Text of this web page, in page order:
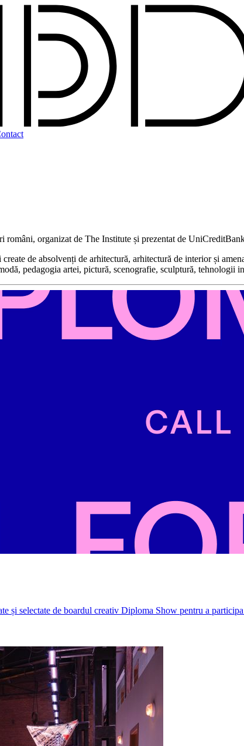
organizat de The Institute și prezentat de
de absolvenți de arhitectură, arhitectură de interior și
pedagogia artei, pictură, scenografie, sculptură, tehnologii
și selectate de boardul creativ Diploma Show pentru a